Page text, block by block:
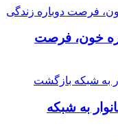
خون، فرصت
ماینر در تبریز؛ برق ۳۷۴ خانوار به شبکه